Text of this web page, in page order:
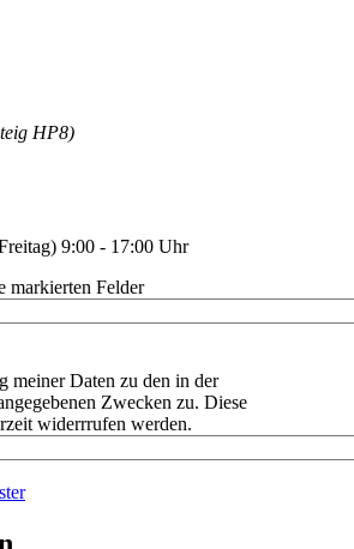
HP8)
9:00 - 17:00 Uhr
markierten Felder
meiner Daten zu den in der
Zwecken zu. Diese
widerrrufen werden.